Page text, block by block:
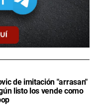
de imitación "arrasan"
listo los vende como